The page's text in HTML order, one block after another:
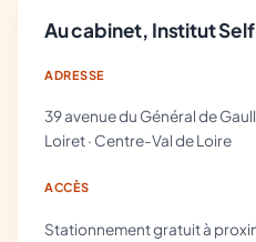
Au cabinet, Institut
ADRESSE
39 avenue du Général de
Loiret · Centre-Val de Loire
ACCÈS
Stationnement gratuit à